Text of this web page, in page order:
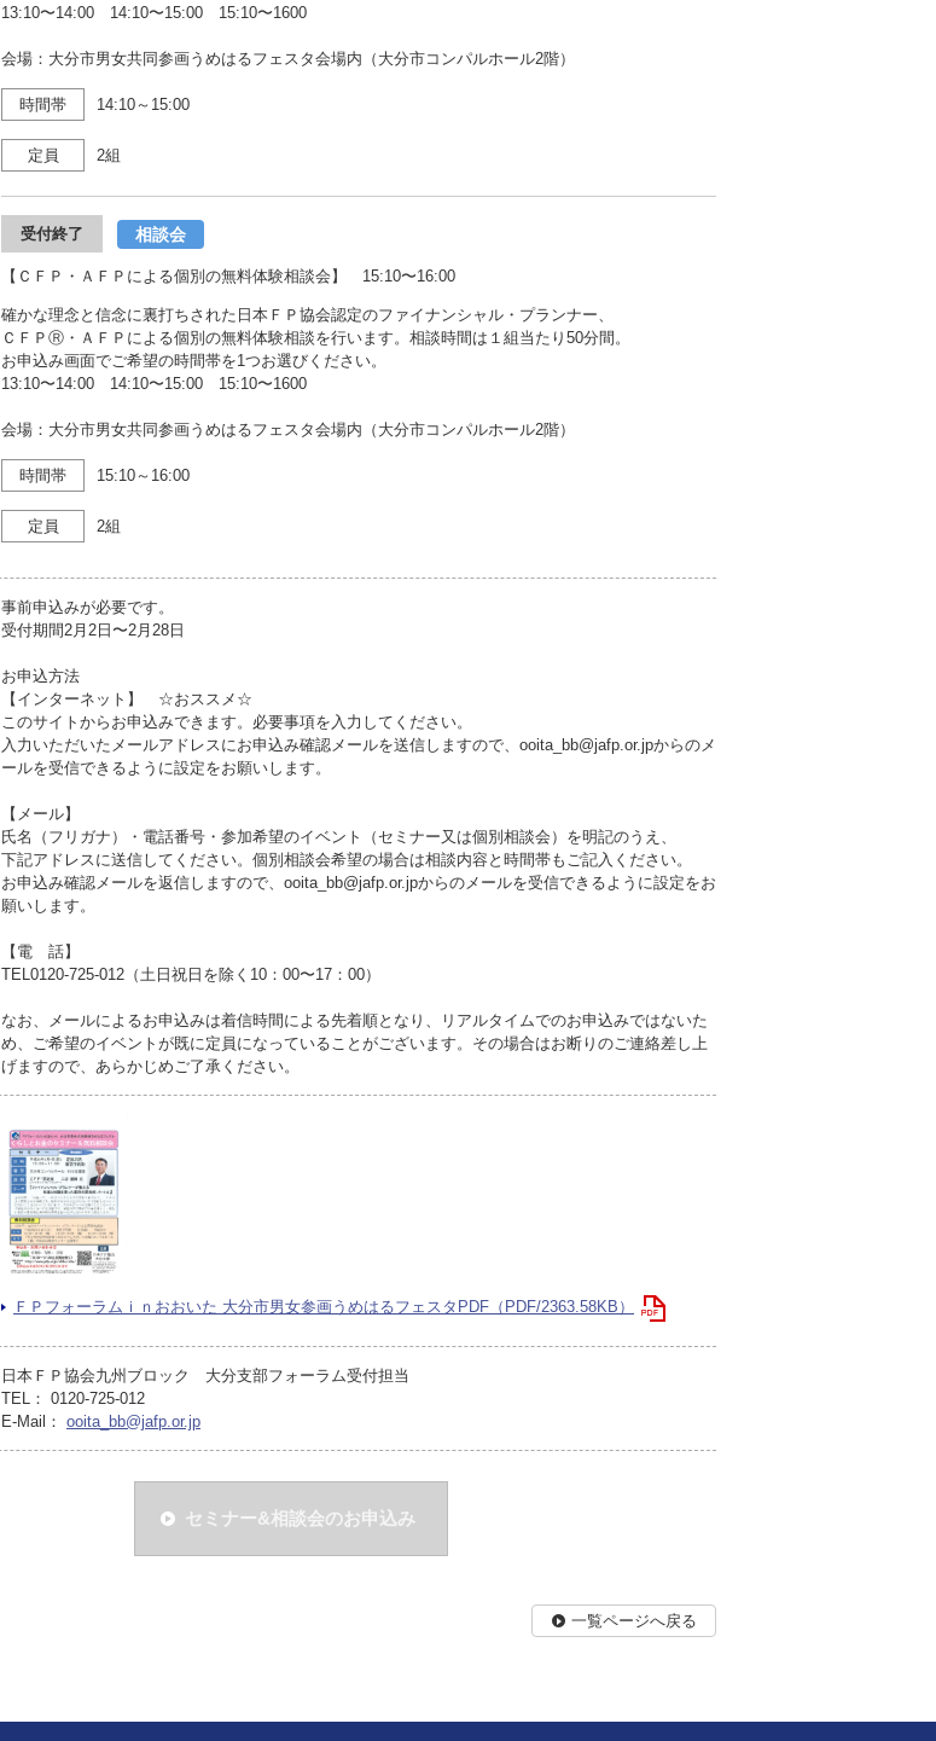
13:10〜14:00 14:10〜15:00 15:10〜1600
会場：大分市男女共同参画うめはるフェスタ会場内（大分市コンパルホール2階）
時間帯 14:10～15:00
定員 2組
受付終了 相談会
【ＣＦＰ・ＡＦＰによる個別の無料体験相談会】 15:10〜16:00
確かな理念と信念に裏打ちされた日本ＦＰ協会認定のファイナンシャル・プランナー、
ＣＦＰⓇ・ＡＦＰによる個別の無料体験相談を行います。相談時間は１組当たり50分間。
お申込み画面でご希望の時間帯を1つお選びください。
13:10〜14:00 14:10〜15:00 15:10〜1600
会場：大分市男女共同参画うめはるフェスタ会場内（大分市コンパルホール2階）
時間帯 15:10～16:00
定員 2組
事前申込みが必要です。
受付期間2月2日〜2月28日
お申込方法
【インターネット】 ☆おススメ☆
このサイトからお申込みできます。必要事項を入力してください。
入力いただいたメールアドレスにお申込み確認メールを送信しますので、ooita_bb@jafp.or.jpからのメ
ールを受信できるように設定をお願いします。
【メール】
氏名（フリガナ）・電話番号・参加希望のイベント（セミナー又は個別相談会）を明記のうえ、
下記アドレスに送信してください。個別相談会希望の場合は相談内容と時間帯もご記入ください。
お申込み確認メールを返信しますので、ooita_bb@jafp.or.jpからのメールを受信できるように設定をお
願いします。
【電 話】
TEL0120-725-012（土日祝日を除く10：00〜17：00）
なお、メールによるお申込みは着信時間による先着順となり、リアルタイムでのお申込みではないた
め、ご希望のイベントが既に定員になっていることがございます。その場合はお断りのご連絡差し上
げますので、あらかじめご了承ください。
ＦＰフォーラムｉｎおおいた 大分市男女参画うめはるフェスタPDF（PDF/2363.58KB）
日本ＦＰ協会九州ブロック 大分支部フォーラム受付担当
TEL： 0120-725-012
E-Mail： ooita_bb@jafp.or.jp
セミナー&相談会のお申込み
一覧ページへ戻る